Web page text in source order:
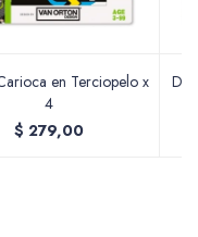
en Terciopelo x
4
$ 279,00